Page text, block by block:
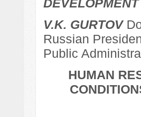
DEVELOPMENT
V.K. GURTOV
Russian
Public
HUMAN